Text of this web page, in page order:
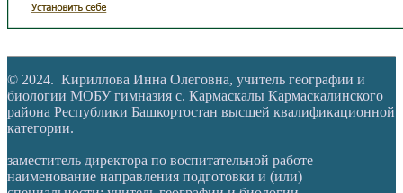
© 2024. Кириллова Инна Олеговна, учитель географии и
биологии МОБУ гимназия с. Кармаскалы Кармаскалинского
района Республики Башкортостан высшей квалификационной
категории.
заместитель директора по воспитательной работе
наименование направления подготовки и (или)